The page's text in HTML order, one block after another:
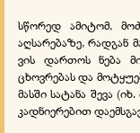
სწორედ ამიტომ,
აღსარებაზე, რადგან
ვის დართოს ნება
ცხოვრებას და
მასში სატანა შევა
კადნიერებით